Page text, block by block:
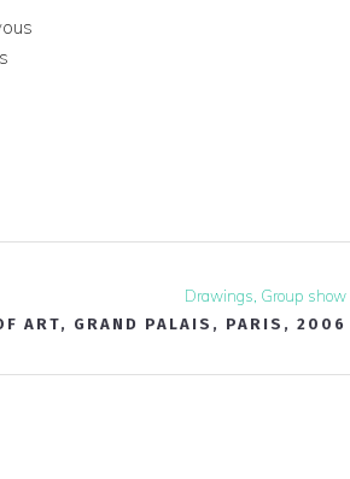
Drawings, Group show
ART, GRAND PALAIS, PARIS, 2006